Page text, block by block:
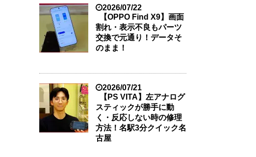
2026/07/22
【OPPO Find X9】画面
割れ・表示不良もパーツ
交換で元通り！データそ
のまま！
2026/07/21
【PS VITA】左アナログ
スティックが勝手に動
く・反応しない時の修理
方法！名駅3分クイック名
古屋